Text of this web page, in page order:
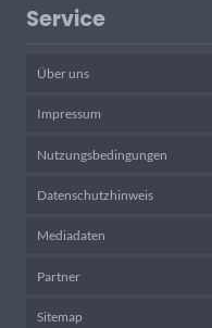
Service
Über uns
Impressum
Nutzungsbedingungen
Datenschutzhinweis
Mediadaten
Partner
Sitemap